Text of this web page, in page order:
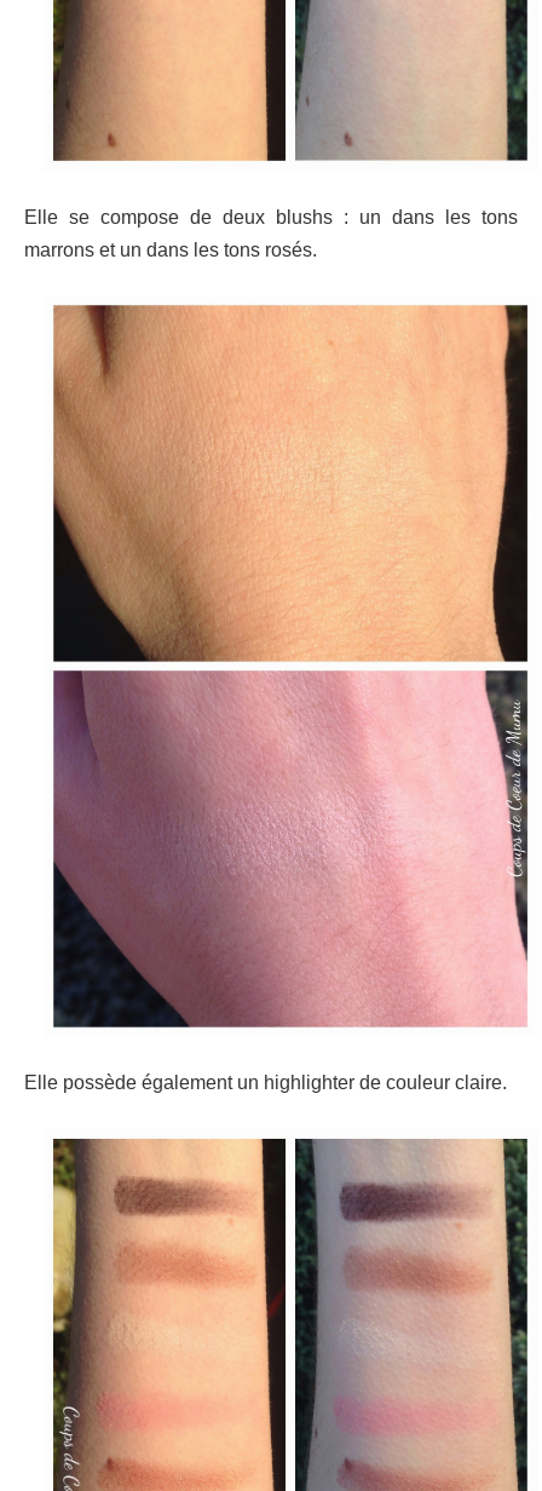
Elle se compose de deux blushs : un dans les tons
marrons et un dans les tons rosés.
Elle possède également un highlighter de couleur claire.